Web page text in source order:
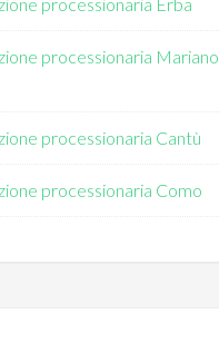
processionaria Mariano
processionaria Cantù
processionaria Como